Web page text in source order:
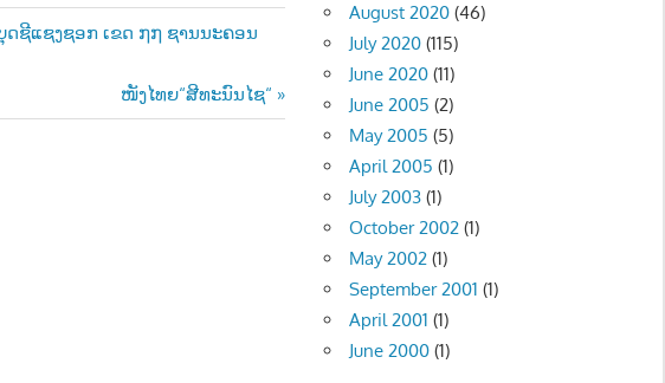
ດຊີແຊງຊອກ ເຂດ ໗໗ ຊານນະຄອນ
Next
Post:
ໜັງໄທຍ“ສີທະນົນໄຊ“
August 2020 (46)
July 2020 (115)
June 2020 (11)
June 2005 (2)
May 2005 (5)
April 2005 (1)
July 2003 (1)
October 2002 (1)
May 2002 (1)
September 2001 (1)
April 2001 (1)
June 2000 (1)